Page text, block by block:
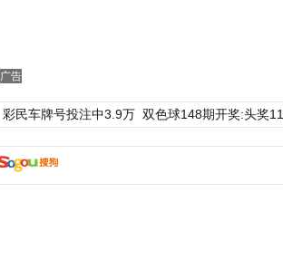
广告
彩民车牌号投注中3.9万 双色球148期开奖:头奖